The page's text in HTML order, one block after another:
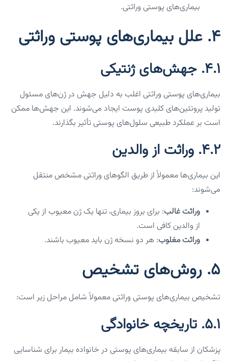
بیماری‌های پوستی وراثتی.
۴. علل بیماری‌های پوستی وراثتی
۴.۱. جهش‌های ژنتیکی
بیماری‌های پوستی وراثتی اغلب به دلیل جهش در ژن‌های مسئول
تولید پروتئین‌های کلیدی پوست ایجاد می‌شوند. این جهش‌ها ممکن
است بر عملکرد طبیعی سلول‌های پوستی تأثیر بگذارند.
۴.۲. وراثت از والدین
این بیماری‌ها معمولاً از طریق الگوهای وراثتی مشخص منتقل
می‌شوند:
وراثت غالب: برای بروز بیماری، تنها یک ژن معیوب از یکی
از والدین کافی است.
وراثت مغلوب: هر دو نسخه ژن باید معیوب باشند.
۵. روش‌های تشخیص
تشخیص بیماری‌های پوستی وراثتی معمولاً شامل مراحل زیر است:
۵.۱. تاریخچه خانوادگی
پزشکان از سابقه بیماری‌های پوستی در خانواده بیمار برای شناسایی